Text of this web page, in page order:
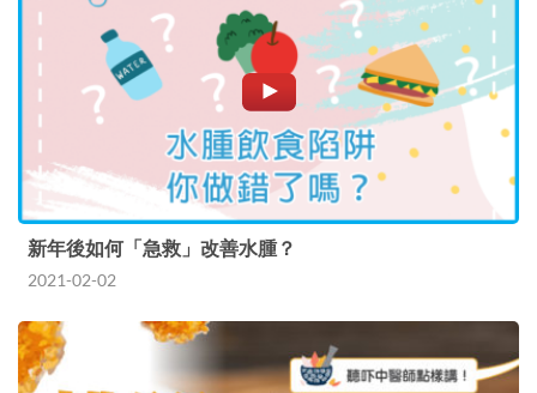
新年後如何「急救」改善水腫？
2021-02-02